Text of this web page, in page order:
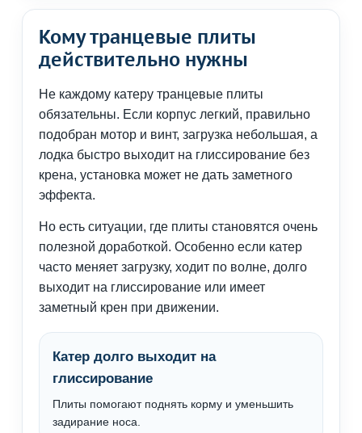
Кому транцевые плиты
действительно нужны
Не каждому катеру транцевые плиты
обязательны. Если корпус легкий, правильно
подобран мотор и винт, загрузка небольшая, а
лодка быстро выходит на глиссирование без
крена, установка может не дать заметного
эффекта.
Но есть ситуации, где плиты становятся очень
полезной доработкой. Особенно если катер
часто меняет загрузку, ходит по волне, долго
выходит на глиссирование или имеет
заметный крен при движении.
Катер долго выходит на
глиссирование
Плиты помогают поднять корму и уменьшить
задирание носа.